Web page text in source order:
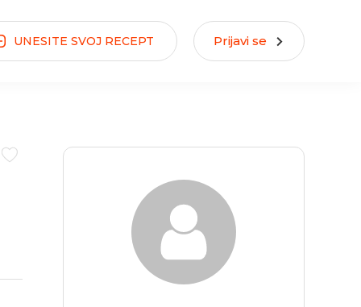
UNESITE SVOJ RECEPT Prijavi se